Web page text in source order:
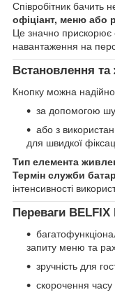
Співробітник бачить
офіціант, меню або
Це значно прискорює
навантаження на
Встановлення
Кнопку можна надійно
за допомогою
або з
для швидкої
Тип елемента
Термін служби
інтенсивності
Переваги BELFIX
запиту меню та
зручність для
скорочення